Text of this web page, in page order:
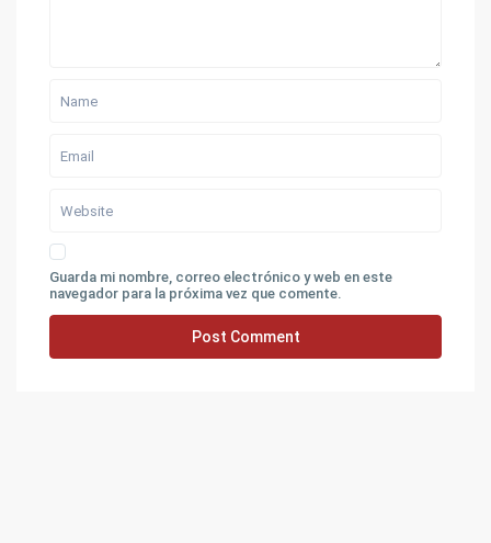
Guarda mi nombre, correo electrónico y web en este
navegador para la próxima vez que comente.